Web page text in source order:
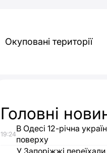
Окуповані території
Головні
19:24
В Одесі 12-річна
поверху